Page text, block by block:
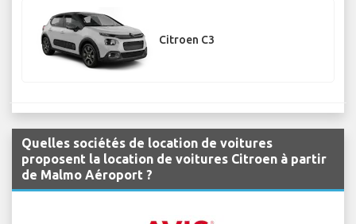
Citroen C3
Quelles sociétés de location de voitures
proposent la location de voitures Citroen à partir
de Malmo Aéroport ?